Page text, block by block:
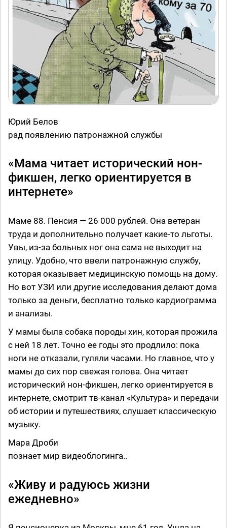
Юрий Белов
рад появлению патронажной службы
«Мама читает исторический нон-
фикшен, легко ориентируется в
интернете»
Маме 88. Пенсия — 26 000 рублей. Она ветеран
труда и дополнительно получает какие-то льготы.
Увы, из-за больных ног она сама не выходит на
улицу. Удобно, что ввели патронажную службу,
которая оказывает медицинскую помощь на дому.
Но вот УЗИ или другие исследования делают дома
только за деньги, бесплатно только кардиограмма
и анализы.
У мамы была собака породы хин, которая прожила
с ней 18 лет. Точно ее годы это продлило: пока
ноги не отказали, гуляли часами. Но главное, что у
мамы до сих пор свежая голова. Она читает
исторический нон-фикшен, легко ориентируется в
интернете, смотрит тв-канал «Культура» и передачи
об истории и путешествиях, слушает классическую
музыку.
Мара Дроби
познает мир видеоблогинга..
«Живу и радуюсь жизни
ежедневно»